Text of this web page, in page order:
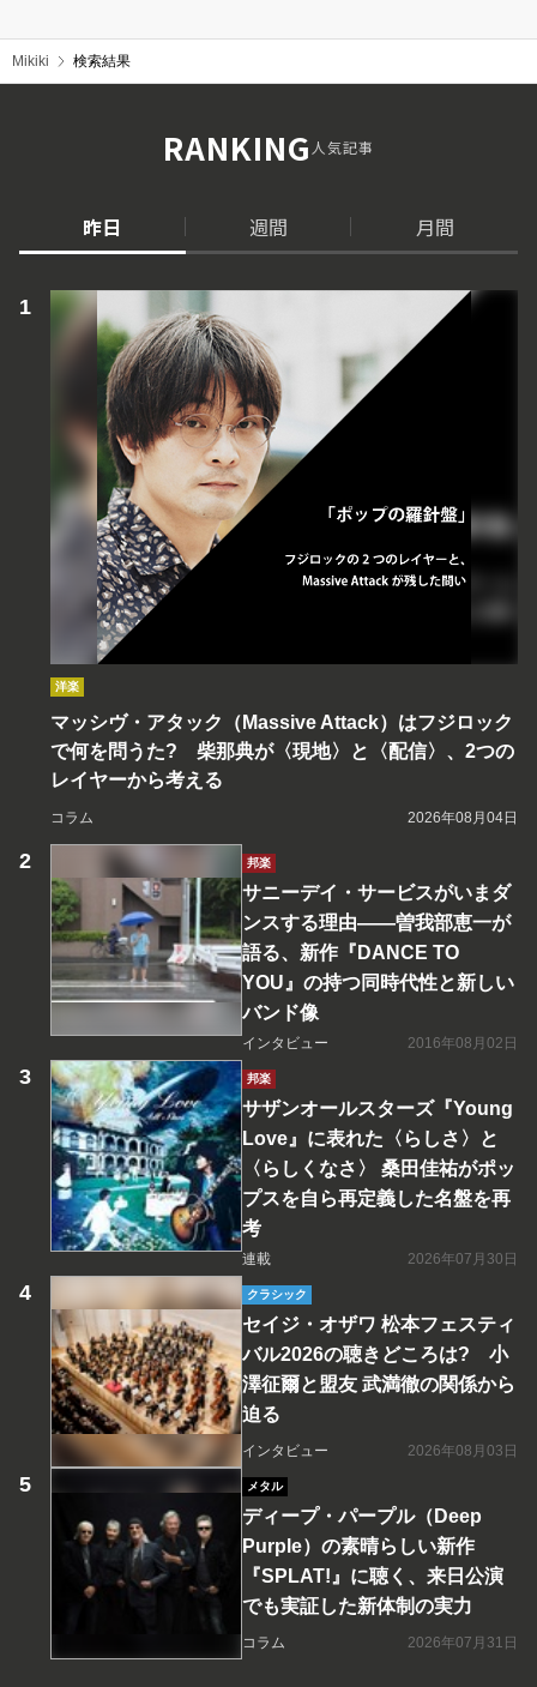
Mikiki 検索結果
RANKING人気記事
昨日 週間 月間
洋楽
マッシヴ・アタック（Massive Attack）はフジロック
で何を問うた? 柴那典が〈現地〉と〈配信〉、2つの
レイヤーから考える
コラム 2026年08月04日
邦楽
サニーデイ・サービスがいまダ
ンスする理由――曽我部恵一が
語る、新作『DANCE TO
YOU』の持つ同時代性と新しい
バンド像
インタビュー 2016年08月02日
邦楽
サザンオールスターズ『Young
Love』に表れた〈らしさ〉と
〈らしくなさ〉 桑田佳祐がポッ
プスを自ら再定義した名盤を再
考
連載 2026年07月30日
クラシック
セイジ・オザワ 松本フェスティ
バル2026の聴きどころは? 小
澤征爾と盟友 武満徹の関係から
迫る
インタビュー 2026年08月03日
メタル
ディープ・パープル（Deep
Purple）の素晴らしい新作
『SPLAT!』に聴く、来日公演
でも実証した新体制の実力
コラム 2026年07月31日